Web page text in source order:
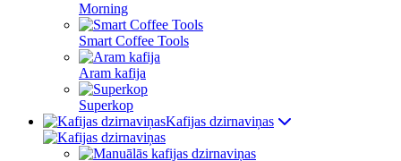
Morning
Smart Coffee Tools
Aram kafija
Superkop
Kafijas dzirnaviņas